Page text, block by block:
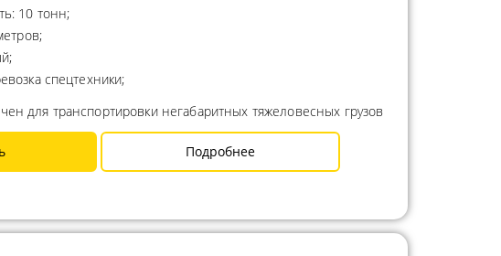
10 тонн;
спецтехники;
для транспортировки негабаритных тяжеловесных грузов
Подробнее